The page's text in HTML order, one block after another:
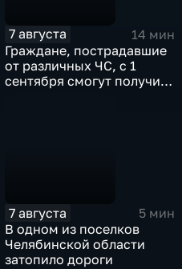
7 августа
14 мин
Граждане, пострадавшие
от различных ЧС, с 1
сентября смогут получить
7 августа
5 мин
В одном из поселков
Челябинской области
затопило дороги